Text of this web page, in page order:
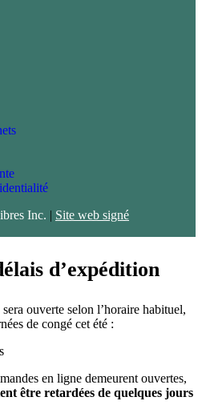
Inc. | Site web signé
d’expédition
ouverte selon l’horaire habituel,
de congé cet été :
en ligne demeurent ouvertes,
être retardées de quelques jours